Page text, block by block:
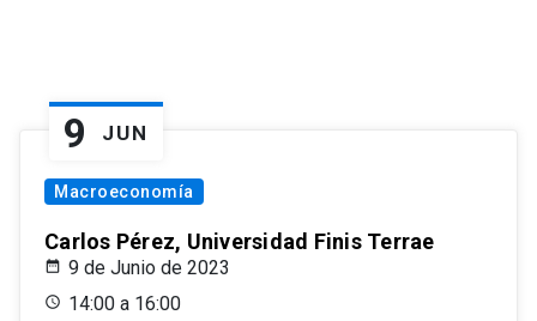
9 JUN
Macroeconomía
Carlos Pérez, Universidad Finis Terrae
9 de Junio de 2023
14:00 a 16:00